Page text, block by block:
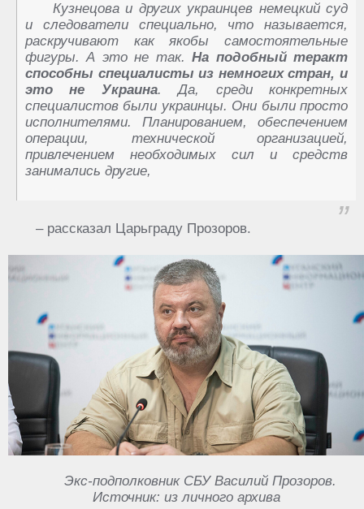
Кузнецова и других украинцев немецкий суд
и следователи специально, что называется,
раскручивают как якобы самостоятельные
фигуры. А это не так.На подобный теракт
способны специалисты из немногих стран, и
это не Украина. Да, среди конкретных
специалистов были украинцы. Они были просто
исполнителями. Планированием, обеспечением
операции, технической организацией,
привлечением необходимых сил и средств
занимались другие,
– рассказал Царьграду Прозоров.
Экс-подполковник СБУ Василий Прозоров.
Источник: из личного архива